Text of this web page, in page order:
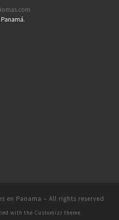
en Panama – All rights reserved
with the Customizr theme